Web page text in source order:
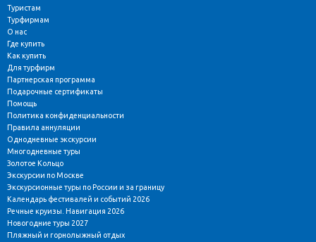
Туристам
Турфирмам
О нас
Где купить
Как купить
Для турфирм
Партнерская программа
Подарочные сертификаты
Помощь
Политика конфиденциальности
Правила аннуляции
Однодневные экскурсии
Многодневные туры
Золотое Кольцо
Экскурсии по Москве
Экскурсионные туры по России и за границу
Календарь фестивалей и событий 2026
Речные круизы. Навигация 2026
Новогодние туры 2027
Пляжный и горнолыжный отдых